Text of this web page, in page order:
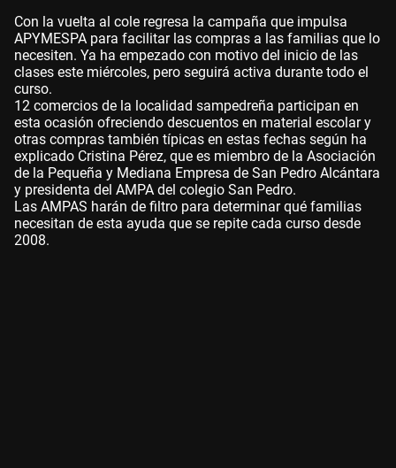
Con la vuelta al cole regresa la campaña que impulsa
APYMESPA para facilitar las compras a las familias que lo
necesiten. Ya ha empezado con motivo del inicio de las
clases este miércoles, pero seguirá activa durante todo el
curso.
12 comercios de la localidad sampedreña participan en
esta ocasión ofreciendo descuentos en material escolar y
otras compras también típicas en estas fechas según ha
explicado Cristina Pérez, que es miembro de la Asociación
de la Pequeña y Mediana Empresa de San Pedro Alcántara
y presidenta del AMPA del colegio San Pedro.
Las AMPAS harán de filtro para determinar qué familias
necesitan de esta ayuda que se repite cada curso desde
2008.